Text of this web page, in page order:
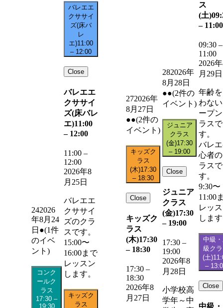
242026
年8月24
日 ●(1件
のイベ
ント)
コンク
ールク
ラス
17:30 –
19:30
バレエエ
クササイ
ズ(床バ
レ
エ)11:00
– 12:00
Close
バレエエ
クササイ
ズ(床バレ
エ)11:00
– 12:00
11:00 –
12:00
2026年8
月25日
バレエエ
クササイ
ズのクラ
スです。
15:00〜
16:00まで
レッスン
します。
キッズク
ラス
272026年
8月27日
●●(2件の
イベント)
キッズク
ラス
(木)17:30
– 18:30
Close
キッズク
ラス
(木)17:30
– 18:30
17:30 –
18:30
2026年8
月27日
282026年
8月28日
●●(2件の
イベント)
ジュニア
クラス
(金)17:30
– 19:00
Close
ジュニア
クラス
(金)17:30
– 19:00
17:30 –
19:00
2026年8
月28日
小学校高
学年～中
ス
(土)
– 11:00
09:30 –
11:00
2026
月29日
年齢
わな
ープ
ラスで
す。
バレ
心者
ラスで
す。
9:30〜
11:00
レッ
しま
中級
級ク
(土)
–
Close
中級